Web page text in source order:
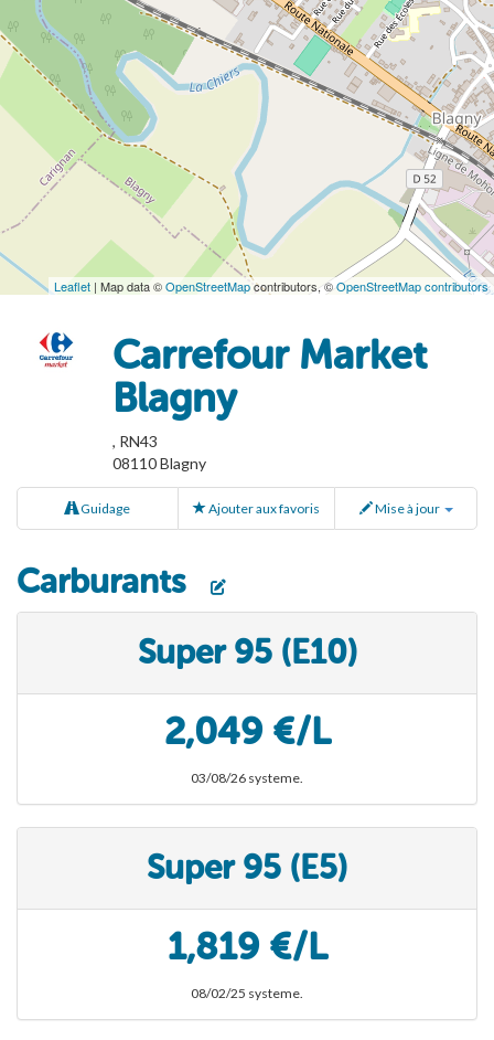
Leaflet | Map data ©OpenStreetMapcontributors, ©OpenStreetMap contributors
Carrefour Market
Blagny
, RN43
08110Blagny
Guidage Ajouter aux favoris Mise à jour
Carburants
Super 95 (E10)
2,049 €/L
03/08/26 systeme.
Super 95 (E5)
1,819 €/L
08/02/25 systeme.